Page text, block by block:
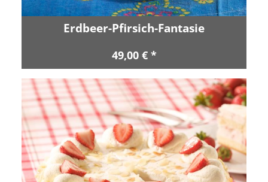
Erdbeer-Pfirsich-Fantasie
49,00 € *